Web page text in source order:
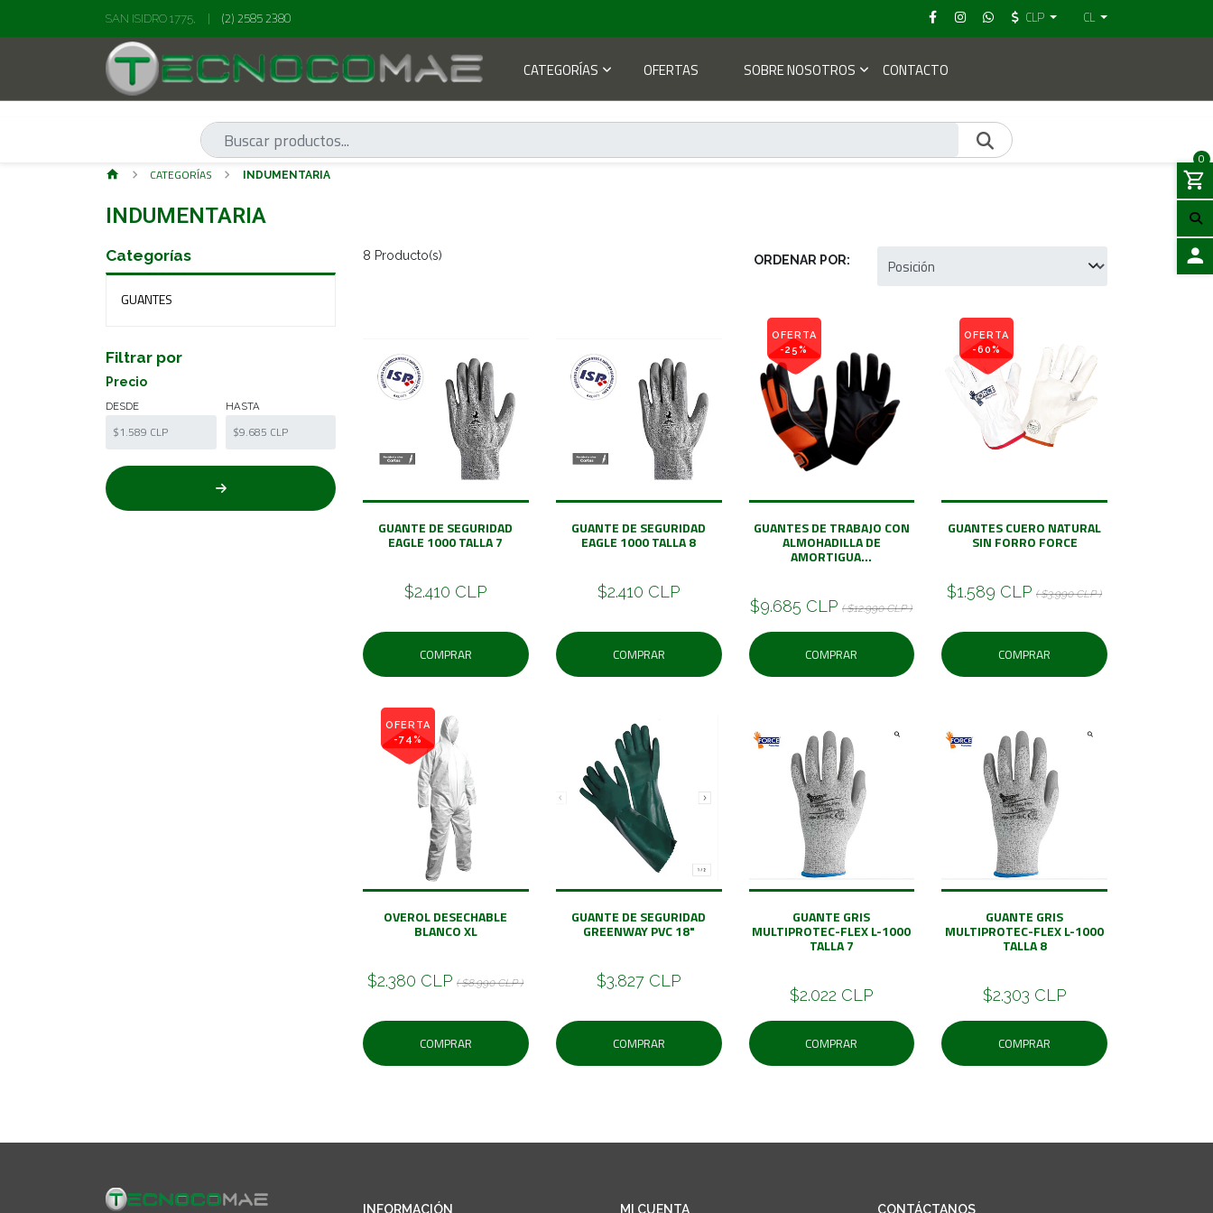
SAN ISIDRO 1775, (2) 2585 2380 CLP CL
CATEGORÍAS OFERTAS SOBRE NOSOTROS CONTACTO
0
CATEGORÍAS INDUMENTARIA
INDUMENTARIA
Categorías
GUANTES
Filtrar por
Precio
DESDE HASTA
8 Producto(s) ORDENAR POR:
GUANTE DE SEGURIDAD
EAGLE 1000 TALLA 7
$2.410 CLP
COMPRAR
GUANTE DE SEGURIDAD
EAGLE 1000 TALLA 8
$2.410 CLP
COMPRAR
OFERTA
-25%
GUANTES DE TRABAJO CON
ALMOHADILLA DE
AMORTIGUA...
$9.685 CLP ( $12.990 CLP )
COMPRAR
OFERTA
-60%
GUANTES CUERO NATURAL
SIN FORRO FORCE
$1.589 CLP ( $3.990 CLP )
COMPRAR
OFERTA
-74%
OVEROL DESECHABLE
BLANCO XL
$2.380 CLP ( $8.990 CLP )
COMPRAR
GUANTE DE SEGURIDAD
GREENWAY PVC 18"
$3.827 CLP
COMPRAR
GUANTE GRIS
MULTIPROTEC-FLEX L-1000
TALLA 7
$2.022 CLP
COMPRAR
GUANTE GRIS
MULTIPROTEC-FLEX L-1000
TALLA 8
$2.303 CLP
COMPRAR
INFORMACIÓN MI CUENTA CONTÁCTANOS